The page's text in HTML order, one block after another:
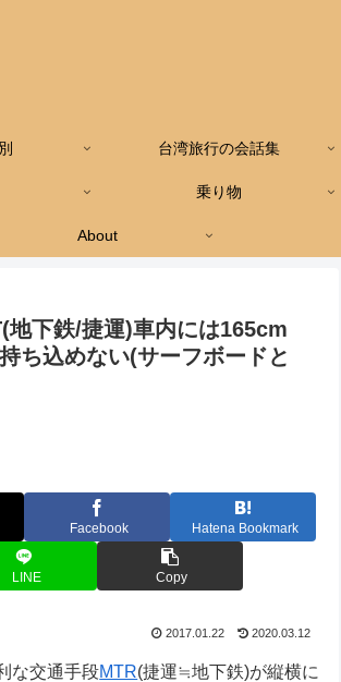
台湾旅行の会話集
乗り物
About
地下鉄/捷運)車内には165cm
ち込めない(サーフボードと
Facebook Hatena Bookmark
LINE Copy
2017.01.22 2020.03.12
な交通手段MTR(捷運≒地下鉄)が縦横に